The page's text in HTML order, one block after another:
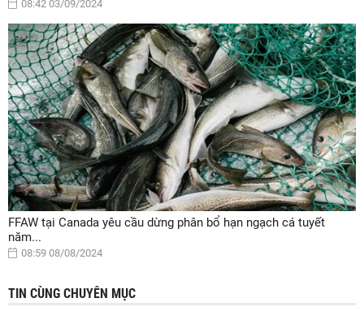
08:42 03/09/2024
FFAW tại Canada yêu cầu dừng phân bổ hạn ngạch cá tuyết
năm...
08:59 08/08/2024
TIN CÙNG CHUYÊN MỤC